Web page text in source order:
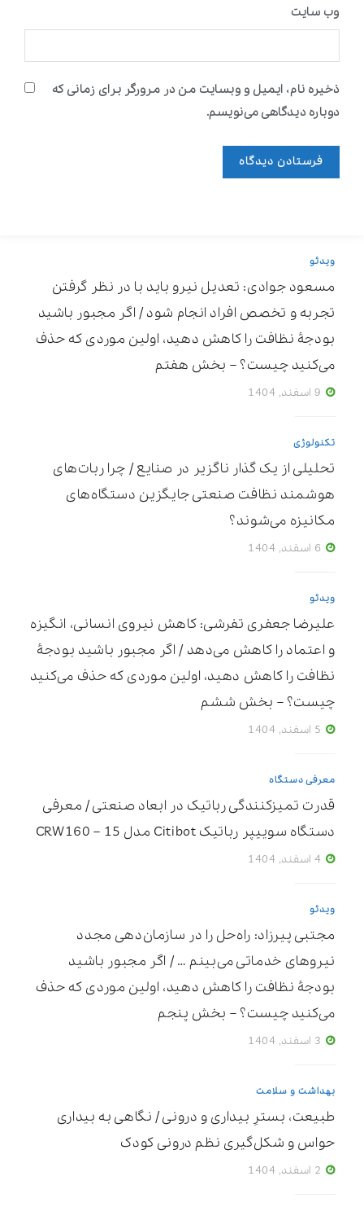
وب‌ سایت
ذخیره نام، ایمیل و وبسایت من در مرورگر برای زمانی که
دوباره دیدگاهی می‌نویسم.
ویدئو
مسعود جوادی: تعدیل نیرو باید با در نظر گرفتن
تجربه و تخصص افراد انجام شود / اگر مجبور باشید
بودجۀ نظافت را کاهش دهید، اولین موردی که حذف
می‌کنید چیست؟ – بخش هفتم
تکنولوژی
تحلیلی از یک گذار ناگزیر در صنایع / چرا ربات‌های
هوشمند نظافت صنعتی جایگزین دستگاه‌های
مکانیزه می‌شوند؟
ویدئو
علیرضا جعفری تفرشی: کاهش نیروی انسانی، انگیزه
و اعتماد را کاهش می‌دهد / اگر مجبور باشید بودجۀ
نظافت را کاهش دهید، اولین موردی که حذف می‌کنید
چیست؟ – بخش ششم
معرفی دستگاه
قدرت تمیزکنندگی رباتیک در ابعاد صنعتی / معرفی
دستگاه سوییپر رباتیک Citibot مدل CRW160 – 15
ویدئو
مجتبی پیرزاد: راه‌حل را در سازمان‌دهی مجدد
نیروهای خدماتی می‌بینم … / اگر مجبور باشید
بودجۀ نظافت را کاهش دهید، اولین موردی که حذف
می‌کنید چیست؟ – بخش پنجم
بهداشت و سلامت
طبیعت، بسترِ بیداری و درونی / نگاهی به بیداری
حواس و شکل‌گیری نظم درونی کودک